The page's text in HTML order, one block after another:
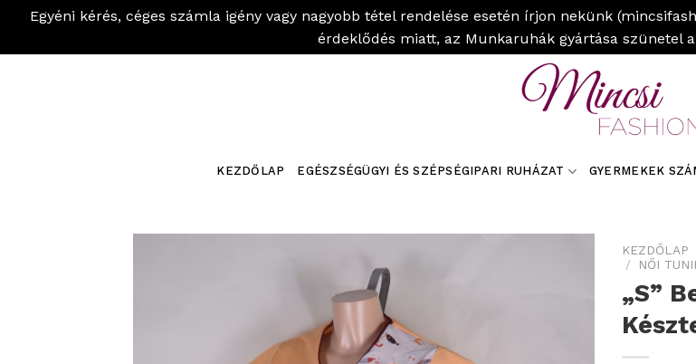
Egyéni kérés, céges számla igény vagy nagyobb tétel rendelése esetén írjon nekünk
érdeklődés miatt, az Munkaruhák gyártása szünetel
KEZDŐLAP EGÉSZSÉGÜGYI ÉS SZÉPSÉGIPARI RUHÁZAT GYERMEKEK
KEZDŐLAP
/
NŐI
„S”